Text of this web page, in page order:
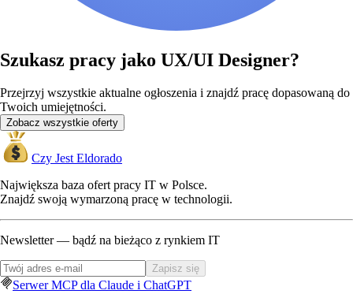
Szukasz pracy jako UX/UI Designer?
Przejrzyj wszystkie aktualne ogłoszenia i znajdź pracę dopasowaną do
Twoich umiejętności.
Zobacz wszystkie oferty
Czy Jest Eldorado
Największa baza ofert pracy IT w Polsce.
Znajdź swoją wymarzoną pracę w technologii.
Newsletter — bądź na bieżąco z rynkiem IT
Zapisz się
Serwer MCP dla Claude i ChatGPT